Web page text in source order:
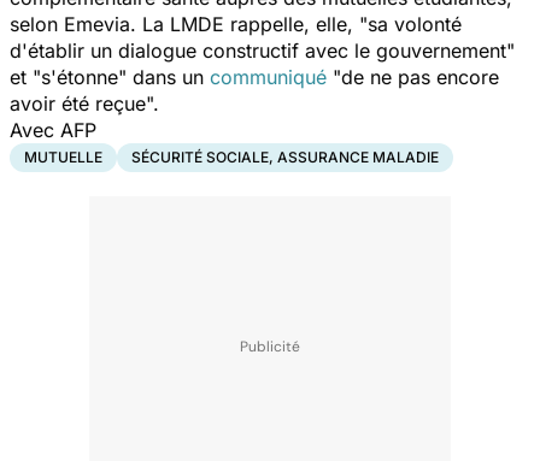
selon Emevia. La LMDE rappelle, elle, "sa volonté
d'établir un dialogue constructif avec le gouvernement"
et "s'étonne" dans un communiqué "de ne pas encore
avoir été reçue".
Avec AFP
MUTUELLE SÉCURITÉ SOCIALE, ASSURANCE MALADIE